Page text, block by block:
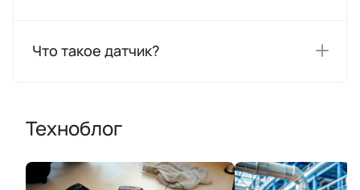
Что такое датчик?
Техноблог